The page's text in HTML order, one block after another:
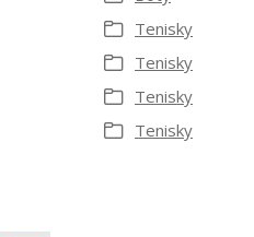
Tenisky
Tenisky
Tenisky
Tenisky